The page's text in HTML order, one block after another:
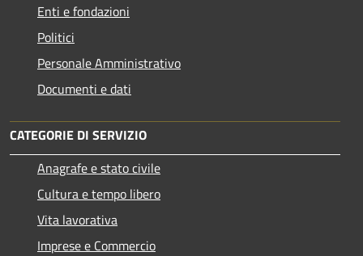
Enti e fondazioni
Politici
Personale Amministrativo
Documenti e dati
CATEGORIE DI SERVIZIO
Anagrafe e stato civile
Cultura e tempo libero
Vita lavorativa
Imprese e Commercio